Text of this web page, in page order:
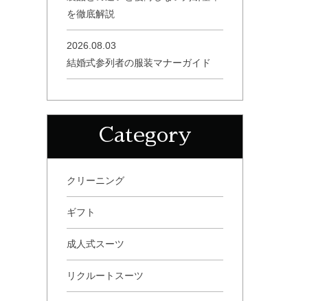
を徹底解説
2026.08.03
結婚式参列者の服装マナーガイド
Category
クリーニング
ギフト
成人式スーツ
リクルートスーツ